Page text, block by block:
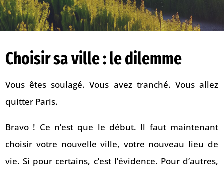
Choisir sa ville : le dilemme
Vous êtes soulagé. Vous avez tranché. Vous allez
quitter Paris.
Bravo ! Ce n’est que le début. Il faut maintenant
choisir votre nouvelle ville, votre nouveau lieu de
vie. Si pour certains, c’est l’évidence. Pour d’autres,